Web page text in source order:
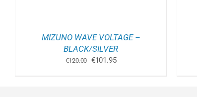
MIZUNO WAVE VOLTAGE –
BLACK/SILVER
€120.00 Oorspronkelijke
€101.95Huidige